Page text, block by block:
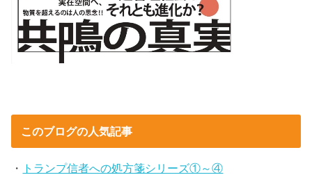
このブログの人気記事
・ トランプ信者への処方箋シリーズ①～④